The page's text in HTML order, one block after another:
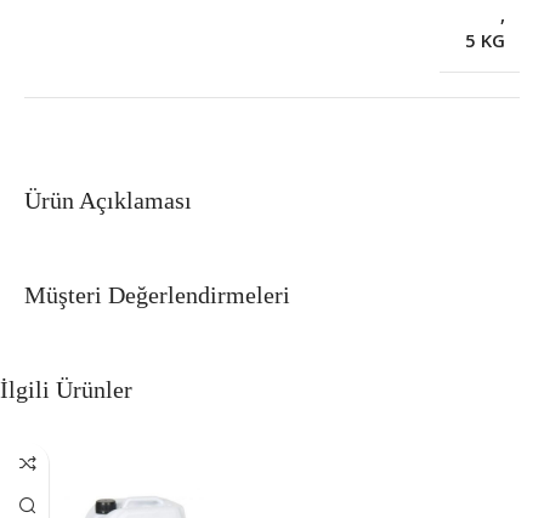
Ürün Açıklaması
,
5 KG
Müşteri Değerlendirmeleri
İlgili Ürünler